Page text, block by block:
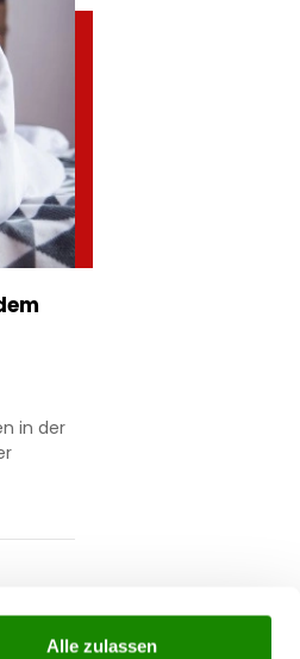
Alle zulassen
in der